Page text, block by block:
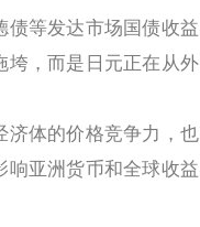
等发达市场国债收益
垮，而是日元正在从外
体的价格竞争力，也
响亚洲货币和全球收益